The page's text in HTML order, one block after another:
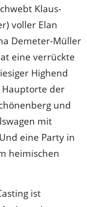
Klaus-
voller Elan
Demeter-Müller
eine verrückte
Highend
Hauptorte der
und
mit
eine Party in
heimischen
ist